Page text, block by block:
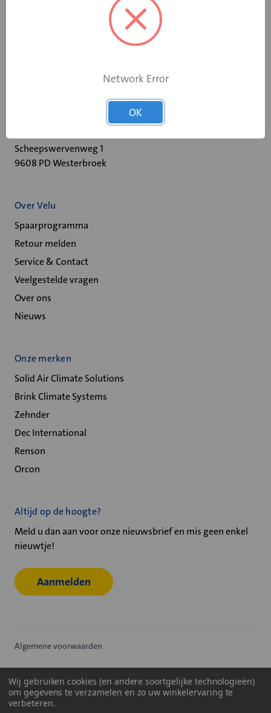
Scheepswervenweg 1
9608 PD Westerbroek
Over Velu
Spaarprogramma
Retour melden
Service & Contact
Veelgestelde vragen
Over ons
Nieuws
Onze merken
Solid Air Climate Solutions
Brink Climate Systems
Zehnder
Dec International
Renson
Orcon
Altijd op de hoogte?
Meld u dan aan voor onze nieuwsbrief en mis geen enkel
nieuwtje!
Aanmelden
Algemene voorwaarden
Cookiebeleid
Wij gebruiken cookies (en andere soortgelijke technologieën)
om gegevens te verzamelen en zo uw winkelervaring te
verbeteren.
Network Error
OK